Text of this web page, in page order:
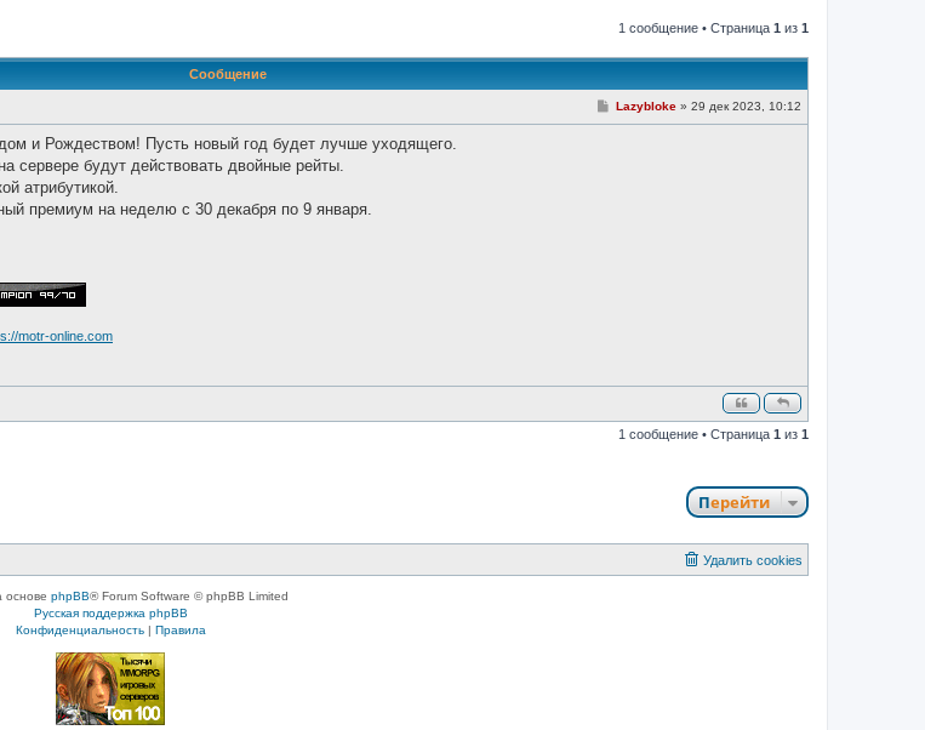
1 сообщение • Страница 1 из 1
Сообщение
СLazybloke » 29 дек 2023, 10:12
и Рождеством! Пусть новый год будет лучше уходящего.
сервере будут действовать двойные рейты.
атрибутикой.
премиум на неделю с 30 декабря по 9 января.
motr-online.com
1 сообщение • Страница 1 из 1
Перейти
Удалить cookies
основе phpBB® Forum Software © phpBB Limited
Русская поддержка phpBB
Конфиденциальность| Правила